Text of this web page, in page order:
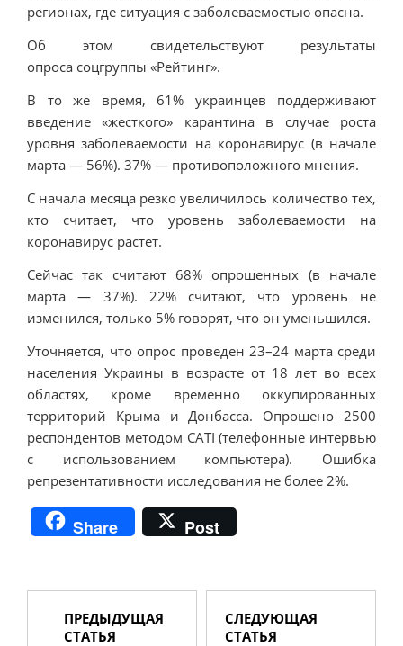
регионах, где ситуация с заболеваемостью опасна.
Об этом свидетельствуют результаты
опроса соцгруппы «Рейтинг».
В то же время, 61% украинцев поддерживают
введение «жесткого» карантина в случае роста
уровня заболеваемости на коронавирус (в начале
марта — 56%). 37% — противоположного мнения.
С начала месяца резко увеличилось количество тех,
кто считает, что уровень заболеваемости на
коронавирус растет.
Сейчас так считают 68% опрошенных (в начале
марта — 37%). 22% считают, что уровень не
изменился, только 5% говорят, что он уменьшился.
Уточняется, что опрос проведен 23–24 марта среди
населения Украины в возрасте от 18 лет во всех
областях, кроме временно оккупированных
территорий Крыма и Донбасса. Опрошено 2500
респондентов методом CATI (телефонные интервью
с использованием компьютера). Ошибка
репрезентативности исследования не более 2%.
Share Post
ПРЕДЫДУЩАЯ
СТАТЬЯ
СЛЕДУЮЩАЯ
СТАТЬЯ